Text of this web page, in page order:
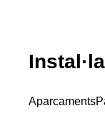
Aparcaments